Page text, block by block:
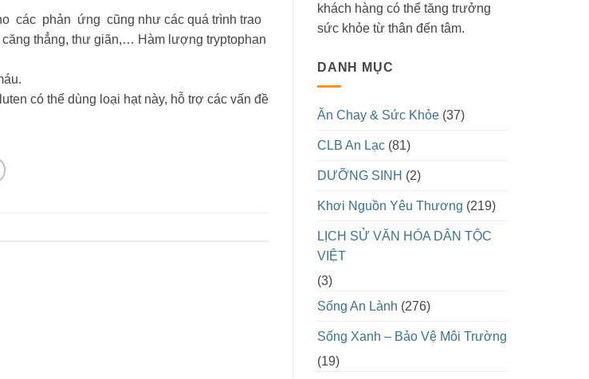
các phản ứng cũng như các quá trình trao
thẳng, thư giãn,… Hàm lượng tryptophan
có thể dùng loại hạt này, hỗ trợ các vấn đề
khách hàng có thể tăng trưởng
sức khỏe từ thân đến tâm.
DANH MỤC
Ăn Chay & Sức Khỏe (37)
CLB An Lạc (81)
DƯỠNG SINH (2)
Khơi Nguồn Yêu Thương (219)
LỊCH SỬ VĂN HÓA DÂN TỘC
VIỆT
(3)
Sống An Lành (276)
Sống Xanh – Bảo Vệ Môi Trường
(19)